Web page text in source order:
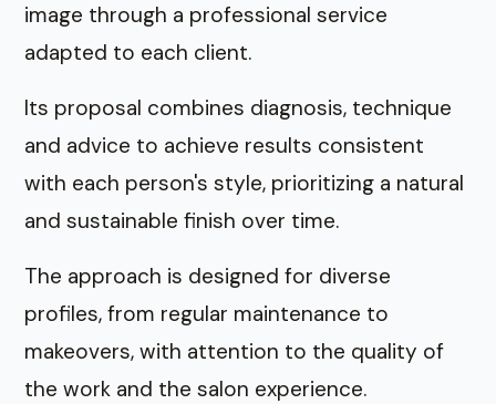
image through a professional service
adapted to each client.
Its proposal combines diagnosis, technique
and advice to achieve results consistent
with each person's style, prioritizing a natural
and sustainable finish over time.
The approach is designed for diverse
profiles, from regular maintenance to
makeovers, with attention to the quality of
the work and the salon experience.